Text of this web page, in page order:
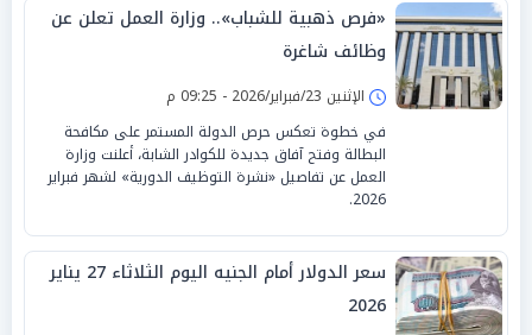
«فرص ذهبية للشباب».. وزارة العمل تعلن عن
وظائف شاغرة
الإثنين 23/فبراير/2026 - 09:25 م
في خطوة تعكس حرص الدولة المستمر على مكافحة
البطالة وفتح آفاق جديدة للكوادر الشابة، أعلنت وزارة
العمل عن تفاصيل «نشرة التوظيف الدورية» لشهر فبراير
2026.
سعر الدولار أمام الجنيه اليوم الثلاثاء 27 يناير
2026